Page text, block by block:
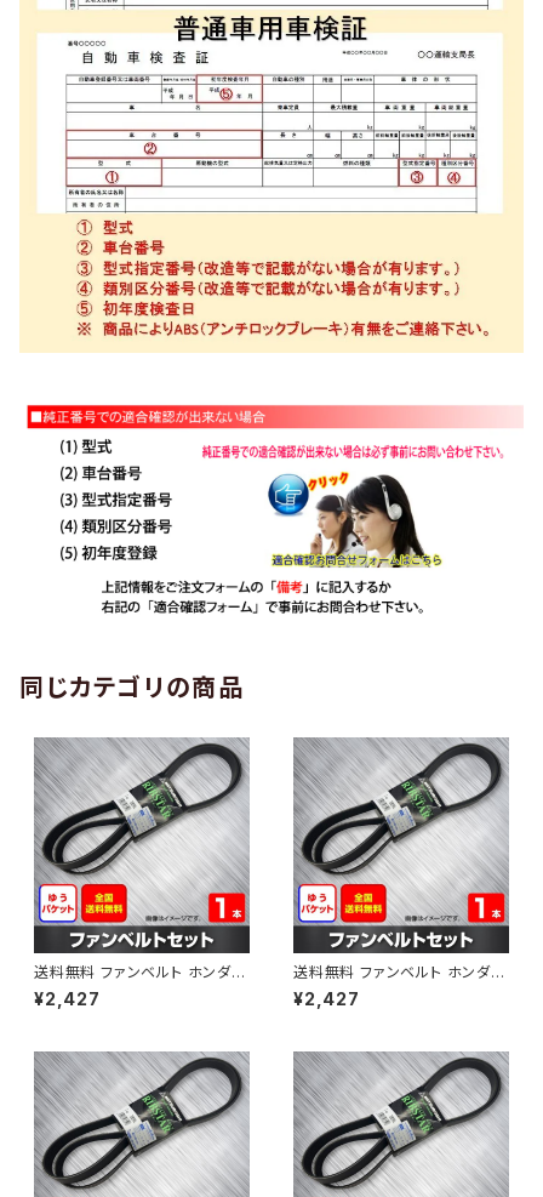
同じカテゴリの商品
送料無料 ファンベルト ホンダ
ゼスト 型式JE1 H18.03～H24.
11 （国内トップメーカー） 1本 H
¥2,427
送料無料 ファンベルト ホンダ ラ
イフ 型式JB6 H15.09～H20.1
1 （国内トップメーカー） 1本 HA
¥2,427